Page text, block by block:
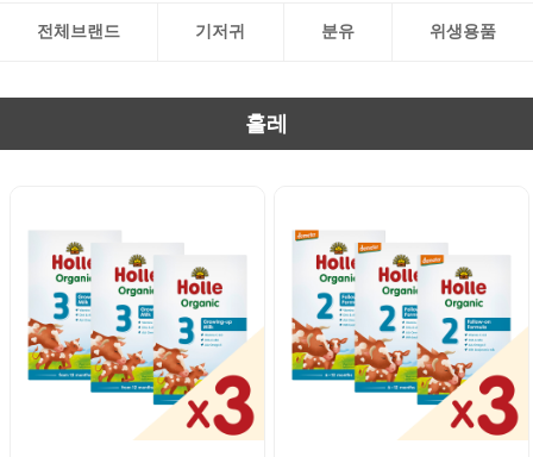
전체브랜드 기저귀 분유 위생용품
홀레